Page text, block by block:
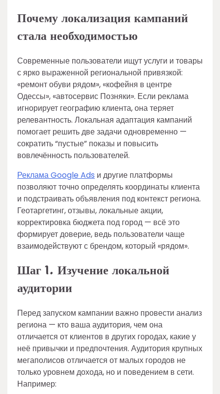
Почему локализация кампаний
стала необходимостью
Современные пользователи ищут услуги и товары
с ярко выраженной региональной привязкой:
«ремонт обуви рядом», «кофейня в центре
Одессы», «автосервис Позняки». Если реклама
игнорирует географию клиента, она теряет
релевантность. Локальная адаптация кампаний
помогает решить две задачи одновременно —
сократить “пустые” показы и повысить
вовлечённость пользователей.
Реклама Google Ads и другие платформы
позволяют точно определять координаты клиента
и подстраивать объявления под контекст региона.
Геотаргетинг, отзывы, локальные акции,
корректировка бюджета под город — всё это
формирует доверие, ведь пользователи чаще
взаимодействуют с брендом, который «рядом».
Шаг 1. Изучение локальной
аудитории
Перед запуском кампании важно провести анализ
региона — кто ваша аудитория, чем она
отличается от клиентов в других городах, какие у
неё привычки и предпочтения. Аудитория крупных
мегаполисов отличается от малых городов не
только уровнем дохода, но и поведением в сети.
Например: